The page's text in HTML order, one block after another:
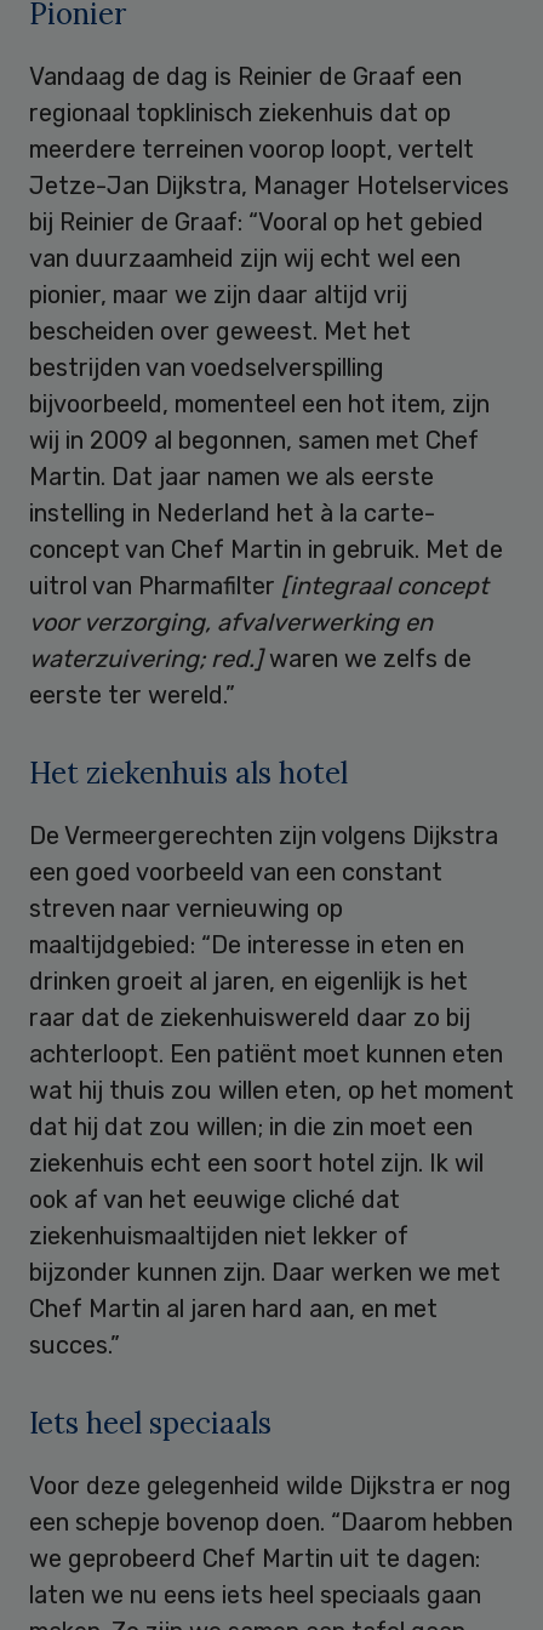
Pionier
Vandaag de dag is Reinier de Graaf een
regionaal topklinisch ziekenhuis dat op
meerdere terreinen voorop loopt, vertelt
Jetze-Jan Dijkstra, Manager Hotelservices
bij Reinier de Graaf: “Vooral op het gebied
van duurzaamheid zijn wij echt wel een
pionier, maar we zijn daar altijd vrij
bescheiden over geweest. Met het
bestrijden van voedselverspilling
bijvoorbeeld, momenteel een hot item, zijn
wij in 2009 al begonnen, samen met Chef
Martin. Dat jaar namen we als eerste
instelling in Nederland het à la carte-
concept van Chef Martin in gebruik. Met de
uitrol van Pharmafilter [integraal concept
voor verzorging, afvalverwerking en
waterzuivering; red.]waren we zelfs de
eerste ter wereld.”
Het ziekenhuis als hotel
De Vermeergerechten zijn volgens Dijkstra
een goed voorbeeld van een constant
streven naar vernieuwing op
maaltijdgebied: “De interesse in eten en
drinken groeit al jaren, en eigenlijk is het
raar dat de ziekenhuiswereld daar zo bij
achterloopt. Een patiënt moet kunnen eten
wat hij thuis zou willen eten, op het moment
dat hij dat zou willen; in die zin moet een
ziekenhuis echt een soort hotel zijn. Ik wil
ook af van het eeuwige cliché dat
ziekenhuismaaltijden niet lekker of
bijzonder kunnen zijn. Daar werken we met
Chef Martin al jaren hard aan, en met
succes.”
Iets heel speciaals
Voor deze gelegenheid wilde Dijkstra er nog
een schepje bovenop doen. “Daarom hebben
we geprobeerd Chef Martin uit te dagen:
laten we nu eens iets heel speciaals gaan